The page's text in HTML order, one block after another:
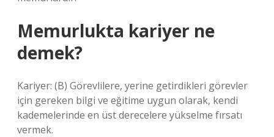
Memurlukta kariyer ne
demek?
Kariyer: (B) Görevlilere, yerine getirdikleri görevler
için gereken bilgi ve eğitime uygun olarak, kendi
kademelerinde en üst derecelere yükselme fırsatı
vermek.